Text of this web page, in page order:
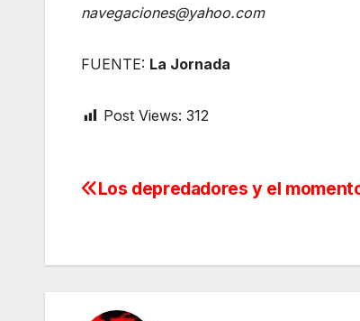
navegaciones@yahoo.com
FUENTE: La Jornada
Post Views: 312
Navegación
entradas
Los depredadores y el